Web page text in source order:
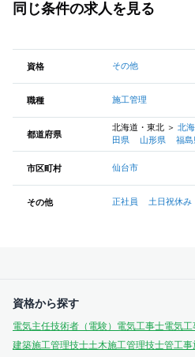
同じ条件の求人を見る
資格 その他
職種 施工管理
都道府県
北海道・東北 ＞ 北
田県
山形県 福島
市区町村 仙台市
その他 正社員 土日祝休み
資格から探す
電気主任技術者（電験） 電気工事士電気
建築施工管理技士土木施工管理技士管工事